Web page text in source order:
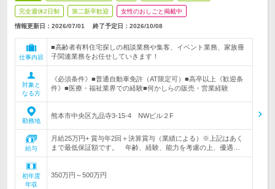
完全週休2日制 第二新卒歓迎 女性のおしごと掲載中
情報更新日：2026/07/01 終了予定日： 2026/10/08
仕事内容
■高齢者有料住宅探しの相談業務や集客、イベント業務、家族冊
子関連業務をお任せしていきます！
対象と
なる方
《必須条件》■普通自動車免許（AT限定可）■高卒以上《歓迎条
件》■医療・福祉業界での経験■何かしらの販売・営業経験
勤務地
熊本市中央区九品寺3-15-4 NWビル２F
給与
月給25万円+ 賞与年2回＋決算賞与（業績による）※上記はあく
まで最低保証額です。 年齢、経験、能力を考慮の上、優遇…
初年度
年収
350万円～500万円